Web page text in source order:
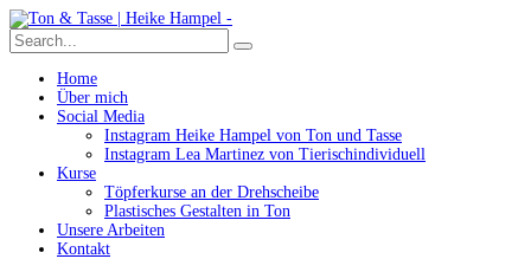
Home
Über mich
Social Media
Instagram Heike Hampel von Ton und Tasse
Instagram Lea Martinez von Tierischindividuell
Kurse
Töpferkurse an der Drehscheibe
Plastisches Gestalten in Ton
Unsere Arbeiten
Kontakt